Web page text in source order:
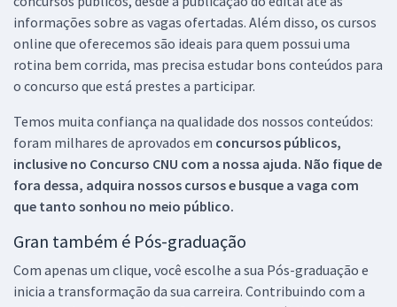
informações sobre as vagas ofertadas. Além disso, os cursos
online que oferecemos são ideais para quem possui uma
rotina bem corrida, mas precisa estudar bons conteúdos para
o concurso que está prestes a participar.
Temos muita confiança na qualidade dos nossos conteúdos:
foram milhares de aprovados em concursos públicos,
inclusive no Concurso CNU com a nossa ajuda. Não fique de
fora dessa, adquira nossos cursos e busque a vaga com
que tanto sonhou no meio público.
Gran também é Pós-graduação
Com apenas um clique, você escolhe a sua Pós-graduação e
inicia a transformação da sua carreira. Contribuindo com a